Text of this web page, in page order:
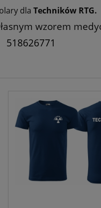
dla Techników RTG.
wzorem
518626771